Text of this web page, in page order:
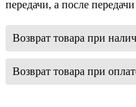
передачи, а после
Возврат товара при
Возврат товара при